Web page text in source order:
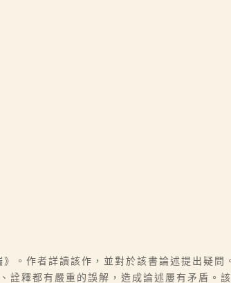
。作者詳讀該作，並對於該書論述提出疑
詮釋都有嚴重的誤解，造成論述屢有矛盾。